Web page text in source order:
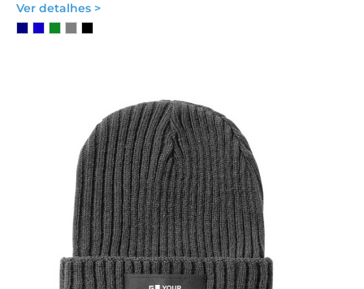
Ver detalhes >